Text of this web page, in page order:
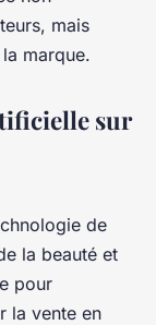
mais
marque.
sur
de
la beauté et
pour
la vente en